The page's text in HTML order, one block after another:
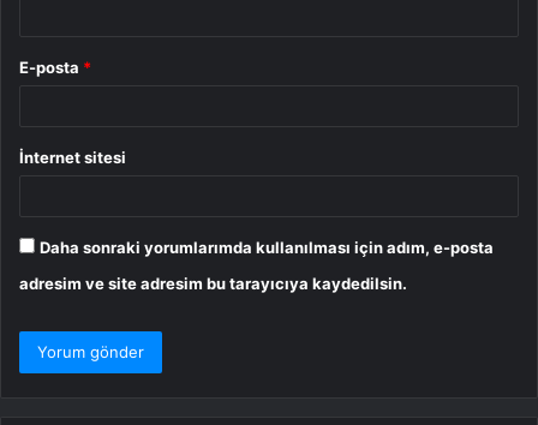
E-posta *
İnternet sitesi
Daha sonraki yorumlarımda kullanılması için adım, e-posta
adresim ve site adresim bu tarayıcıya kaydedilsin.